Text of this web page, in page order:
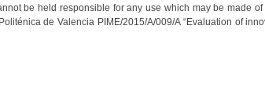
be held responsible for any use which may be made
de Valencia PIME/2015/A/009/A “Evaluation of